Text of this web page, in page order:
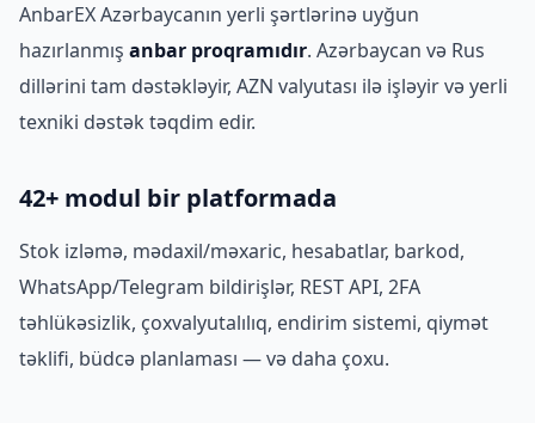
AnbarEX Azərbaycanın yerli şərtlərinə uyğun
hazırlanmış anbar proqramıdır. Azərbaycan və Rus
dillərini tam dəstəkləyir, AZN valyutası ilə işləyir və yerli
texniki dəstək təqdim edir.
42+ modul bir platformada
Stok izləmə, mədaxil/məxaric, hesabatlar, barkod,
WhatsApp/Telegram bildirişlər, REST API, 2FA
təhlükəsizlik, çoxvalyutalılıq, endirim sistemi, qiymət
təklifi, büdcə planlaması — və daha çoxu.